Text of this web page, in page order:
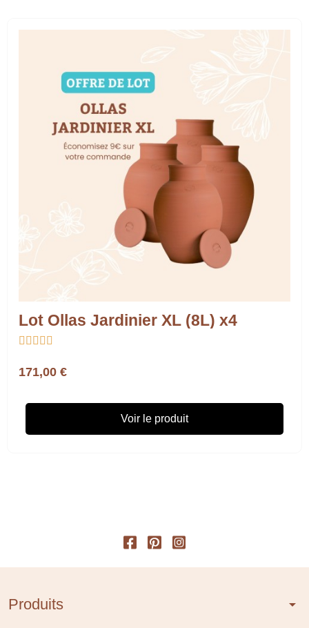
Lot Ollas Jardinier XL (8L) x4
    
171,00 €
Voir le produit
Produits arrow_drop_down